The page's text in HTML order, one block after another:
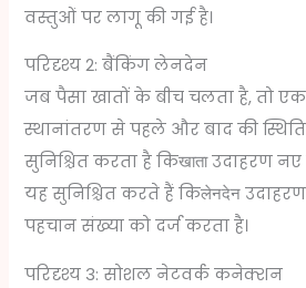
वस्तुओं पर लागू की गई है।
परिदृश्य 2: बैंकिंग लेनदेन
जब पैसा खातों के बीच चलता है, तो
स्थानांतरण से पहले और बाद की
सुनिश्चित करता है किखाताउदाहरण नए
यह सुनिश्चित करते हैं किलेनदेन
पहचान संख्या को दर्ज करता है।
परिदृश्य 3: सोशल नेटवर्क कनेक्शन